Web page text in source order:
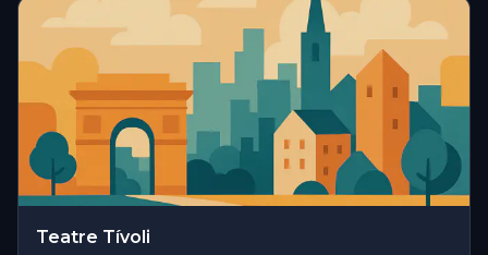
Teatre Tívoli